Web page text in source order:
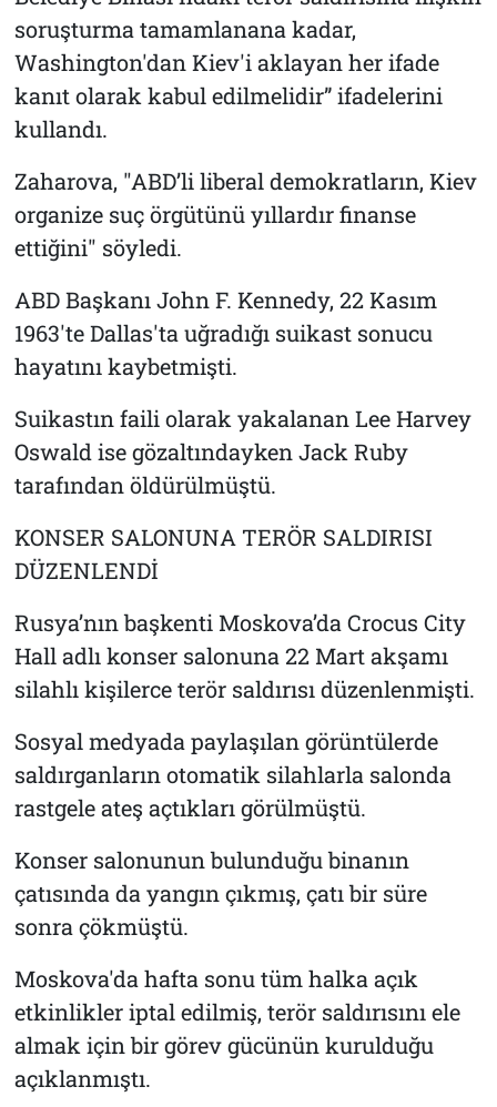
soruşturma tamamlanana kadar,
Washington'dan Kiev'i aklayan her ifade
kanıt olarak kabul edilmelidir” ifadelerini
kullandı.
Zaharova, "ABD’li liberal demokratların, Kiev
organize suç örgütünü yıllardır finanse
ettiğini" söyledi.
ABD Başkanı John F. Kennedy, 22 Kasım
1963'te Dallas'ta uğradığı suikast sonucu
hayatını kaybetmişti.
Suikastın faili olarak yakalanan Lee Harvey
Oswald ise gözaltındayken Jack Ruby
tarafından öldürülmüştü.
KONSER SALONUNA TERÖR SALDIRISI
DÜZENLENDİ
Rusya’nın başkenti Moskova’da Crocus City
Hall adlı konser salonuna 22 Mart akşamı
silahlı kişilerce terör saldırısı düzenlenmişti.
Sosyal medyada paylaşılan görüntülerde
saldırganların otomatik silahlarla salonda
rastgele ateş açtıkları görülmüştü.
Konser salonunun bulunduğu binanın
çatısında da yangın çıkmış, çatı bir süre
sonra çökmüştü.
Moskova'da hafta sonu tüm halka açık
etkinlikler iptal edilmiş, terör saldırısını ele
almak için bir görev gücünün kurulduğu
açıklanmıştı.